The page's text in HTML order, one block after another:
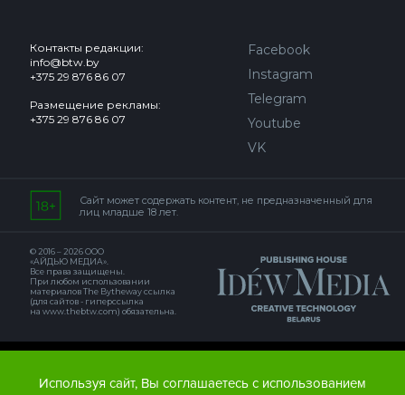
Контакты редакции:
info@btw.by
+375 29 876 86 07
Размещение рекламы:
+375 29 876 86 07
Facebook
Instagram
Telegram
Youtube
VK
Сайт может содержать контент, не предназначенный для
лиц младше 18 лет.
© 2016 – 2026 ООО
«АЙДЬЮ МЕДИА».
Все права защищены.
При любом использовании
материалов The Bytheway ссылка
(для сайтов - гиперссылка
на www.thebtw.com) обязательна.
Используя сайт, Вы соглашаетесь с использованием